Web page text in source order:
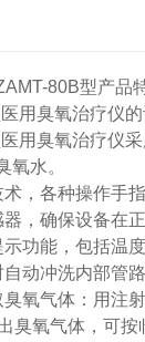
80B型产品
用臭氧治疗仪
用臭氧治疗仪
氧水。
，各种操作手
，确保设备在
功能，包括温
动冲洗内部管
氧气体：用注
臭氧气体，可